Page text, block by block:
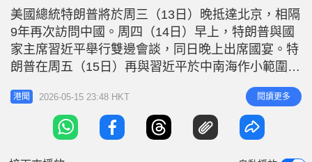
n
n
u
r
e
美國總統特朗普將於周三（13日）晚抵達北京，相隔
9年再次訪問中國。周四（14日）早上，特朗普與國
家主席習近平舉行雙邊會談，同日晚上出席國宴。特
朗普在周五（15日）再與習近平於中南海作小範圍會
晤。 5月15日 王毅：台灣問題是中美元首會晤重點議
題 23：10 新華社報道，外長王毅向媒體介紹中美元
首會晤情況和共識。王毅提到，習近平主席同特朗普
總統就事關中美關係以及世界和平發展的重大問題持
港聞 2026-05-15 23:48 HKT 閱讀更多